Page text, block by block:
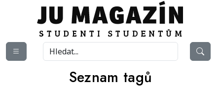
Seznam tagů